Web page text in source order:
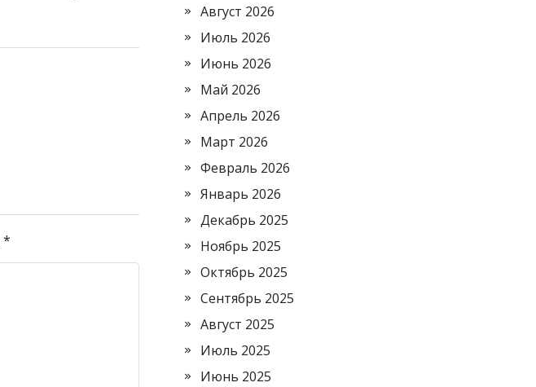
*
Август 2026
Июль 2026
Июнь 2026
Май 2026
Апрель 2026
Март 2026
Февраль 2026
Январь 2026
Декабрь 2025
Ноябрь 2025
Октябрь 2025
Сентябрь 2025
Август 2025
Июль 2025
Июнь 2025